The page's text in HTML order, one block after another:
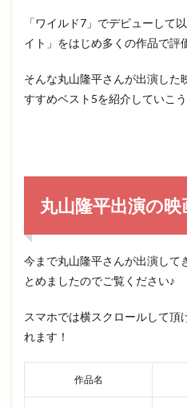
「ワイルド7」でデビューして
イト」をはじめ多くの作品で評
そんな丸山隆平さんが出演した
すすめベスト5を紹介していこ
丸山隆平出演の
今まで丸山隆平さんが出演して
とめましたのでご覧ください♪
スマホでは横スクロールして頂
れます！
作品名